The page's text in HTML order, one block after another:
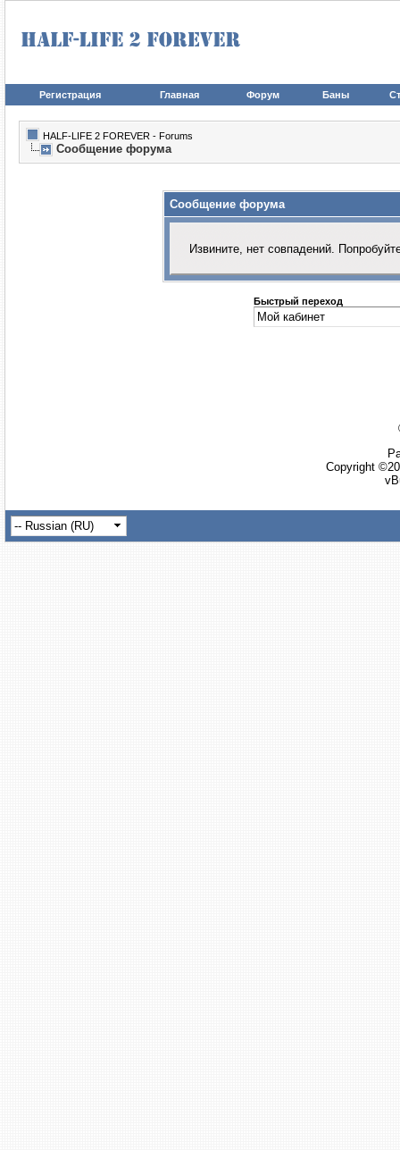
Регистрация Главная Форум Баны
HALF-LIFE 2 FOREVER - Forums
Сообщение форума
Сообщение форума
Извините, нет совпадений.
Быстрый переход
Copyright